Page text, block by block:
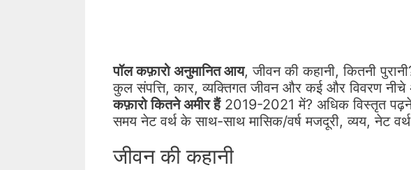
पॉल कफ़ारो अनुमानित आय, जीवन की कहानी, कितनी
कुल संपत्ति, कार, व्यक्तिगत जीवन और कई और विवरण
कफ़ारो कितने अमीर हैं2019-2021 में? अधिक विस्तृत
समय नेट वर्थ के साथ-साथ मासिक/वर्ष मजदूरी, व्यय, नेट
जीवन की कहानी